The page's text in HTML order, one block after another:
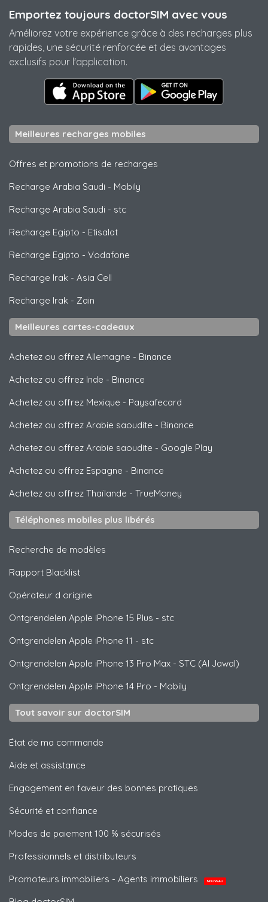
Emportez toujours doctorSIM avec vous
Améliorez votre expérience grâce à des recharges plus
rapides, une sécurité renforcée et des avantages
exclusifs pour l'application.
Meilleures recharges mobiles
Offres et promotions de recharges
Recharge Arabia Saudi - Mobily
Recharge Arabia Saudi - stc
Recharge Egipto - Etisalat
Recharge Egipto - Vodafone
Recharge Irak - Asia Cell
Recharge Irak - Zain
Meilleures cartes-cadeaux
Achetez ou offrez Allemagne - Binance
Achetez ou offrez Inde - Binance
Achetez ou offrez Mexique - Paysafecard
Achetez ou offrez Arabie saoudite - Binance
Achetez ou offrez Arabie saoudite - Google Play
Achetez ou offrez Espagne - Binance
Achetez ou offrez Thaïlande - TrueMoney
Téléphones mobiles plus libérés
Recherche de modèles
Rapport Blacklist
Opérateur d origine
Ontgrendelen Apple iPhone 15 Plus - stc
Ontgrendelen Apple iPhone 11 - stc
Ontgrendelen Apple iPhone 13 Pro Max - STC (Al Jawal)
Ontgrendelen Apple iPhone 14 Pro - Mobily
Tout savoir sur doctorSIM
État de ma commande
Aide et assistance
Engagement en faveur des bonnes pratiques
Sécurité et confiance
Modes de paiement 100 % sécurisés
Professionnels et distributeurs
Promoteurs immobiliers - Agents immobiliers
NOUVEAU